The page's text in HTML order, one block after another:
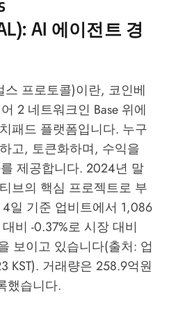
AI 에이전트 경
스 프로토콜)이란, 코인베
2 네트워크인 Base 위에
패드 플랫폼입니다. 누구
고, 토큰화하며, 수익을
제공합니다. 2024년 말
브의 핵심 프로젝트로 부
일 기준 업비트에서 1,086
비 -0.37%로 시장 대비
보이고 있습니다(출처: 업
KST). 거래량은 258.9억원
했습니다.